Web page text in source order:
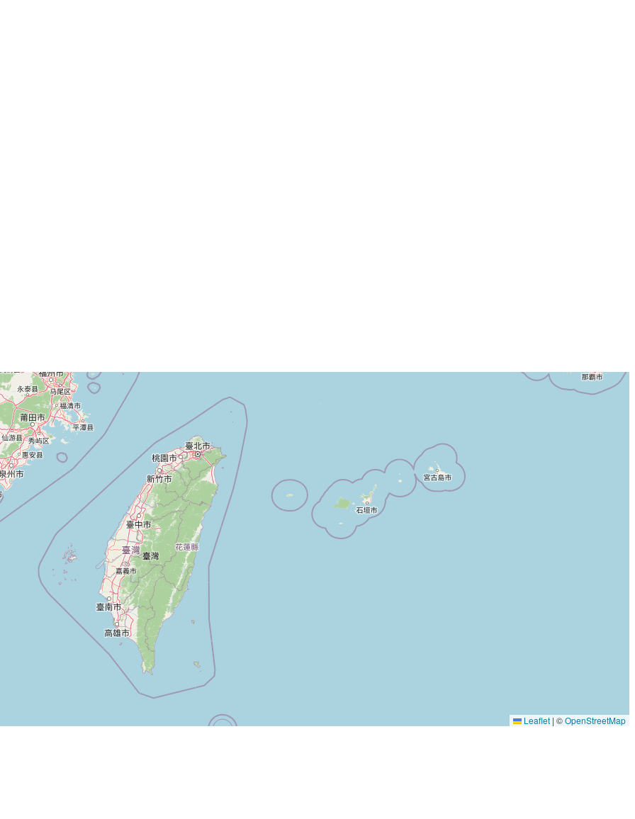
Leaflet | ©OpenStreetMap